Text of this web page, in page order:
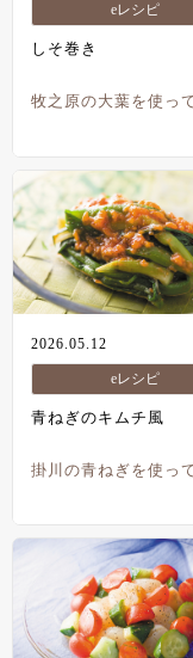
eレシピ
しそ巻き
牧之原の大葉を使っ
2026.05.12
eレシピ
青ねぎのキムチ風
掛川の青ねぎを使っ